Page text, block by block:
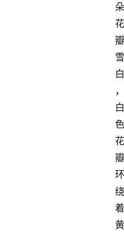
朵
花
瓣
雪
白
，
白
色
花
瓣
环
绕
着
黄